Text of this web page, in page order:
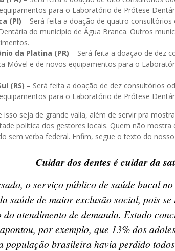
para o Laboratório de Prótese
(PI) – Será feita a doação de quatro
do município de Água Branca. Outros
da Platina (PR) – Será feita a doação de dez
Móvel e de novos equipamentos para o
(RS) – Será feita a doação de dez consultórios
para o Laboratório de Prótese
isso seja de grande valia, além de servir pra
política dos gestores locais. Quem não
sem verba federal. Enfim, segue o texto do
Cuidar dos dentes é cuidar da
o serviço público de saúde bucal
saúde de maior exclusão social, pois
do atendimento de demanda. Estudo
por exemplo, que 13% dos
população brasileira havia perdido